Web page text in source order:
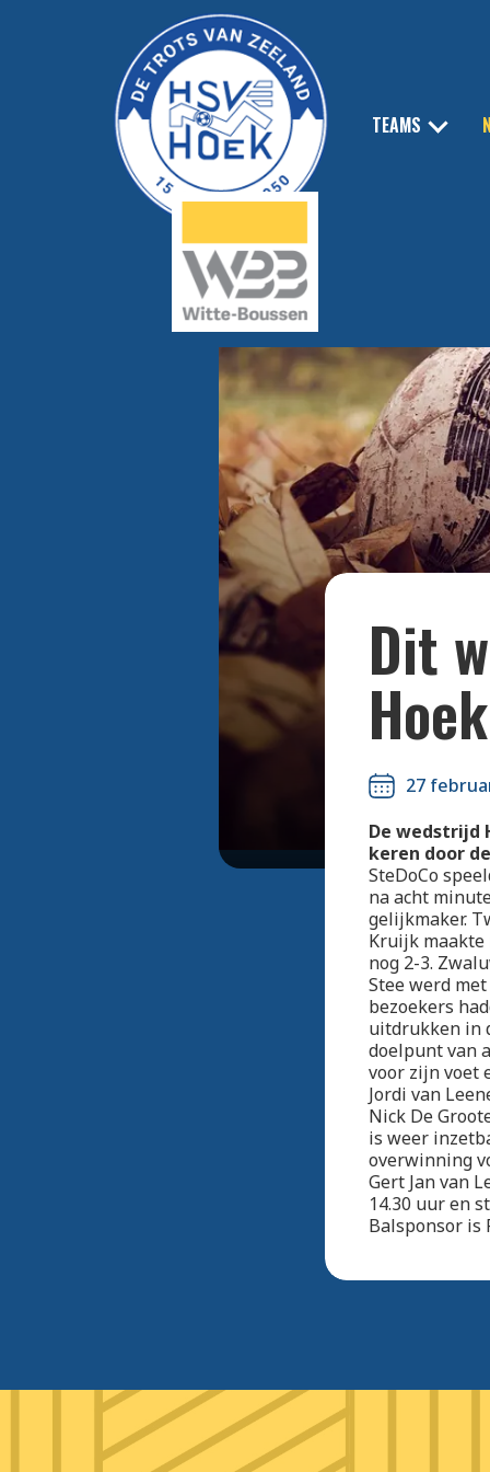
TEAMS
Dit
27
De wedstrijd
keren door
SteDoCo
na acht
gelijkmaker.
Kruijk maakte
nog 2-3.
Stee werd
bezoekers
uitdrukken in
doelpunt van
voor zijn voet
Jordi van
Nick De
is weer
overwinning
Gert Jan van
14.30 uur en
Balsponsor is